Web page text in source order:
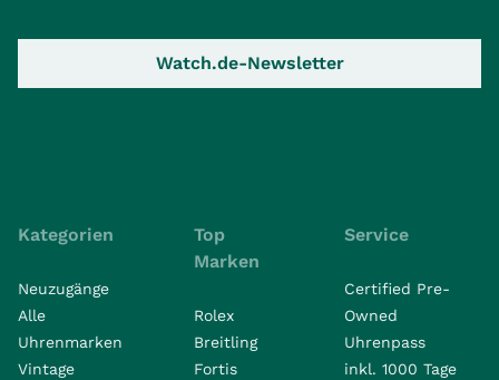
Watch.de-Newsletter
Kategorien
Neuzugänge
Alle
Uhrenmarken
Vintage
Top
Marken
Rolex
Breitling
Fortis
Service
Certified Pre-
Owned
Uhrenpass
inkl. 1000 Tage